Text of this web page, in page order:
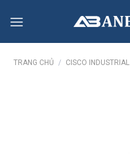
TRANG CHỦ / CISCO INDUSTRIAL